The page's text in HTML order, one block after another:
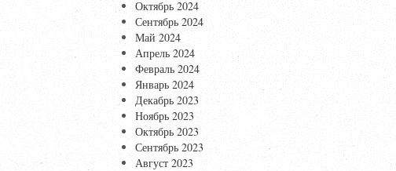
Октябрь 2024
Сентябрь 2024
Май 2024
Апрель 2024
Февраль 2024
Январь 2024
Декабрь 2023
Ноябрь 2023
Октябрь 2023
Сентябрь 2023
Август 2023